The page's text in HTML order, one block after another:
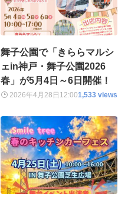
舞子公園で「きららマルシ
ェin神戸・舞子公園2026
春」が5月4日～6日開催！
2026年4月28日 12:001,533 views